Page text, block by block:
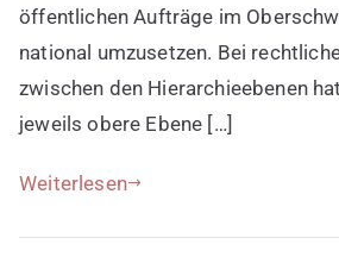
öffentlichen Aufträge im
national umzusetzen. Bei
zwischen den Hierarchieebenen
jeweils obere Ebene […]
Weiterlesen